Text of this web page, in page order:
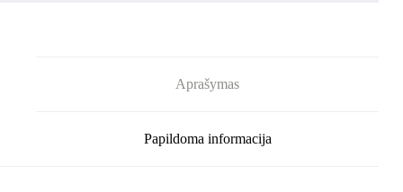
Aprašymas
Papildoma informacija